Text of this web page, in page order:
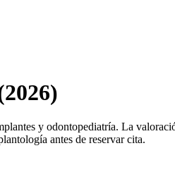
y odontopediatría. La
antes de reservar cita.